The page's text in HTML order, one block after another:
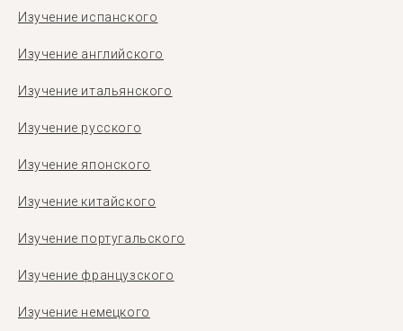
Изучение испанского
Изучение английского
Изучение итальянского
Изучение русского
Изучение японского
Изучение китайского
Изучение португальского
Изучение французского
Изучение немецкого